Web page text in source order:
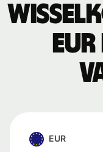
EUR